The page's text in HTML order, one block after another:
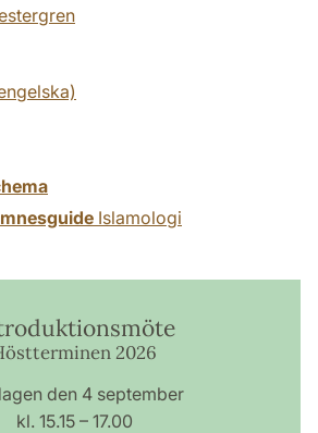
Islamologi
2026
den 4 september
kl. 15.15 – 17.00